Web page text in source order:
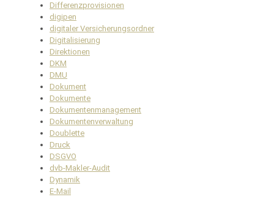
Differenzprovisionen
digipen
digitaler Versicherungsordner
Digitalisierung
Direktionen
DKM
DMU
Dokument
Dokumente
Dokumentenmanagement
Dokumentenverwaltung
Doublette
Druck
DSGVO
dvb-Makler-Audit
Dynamik
E-Mail